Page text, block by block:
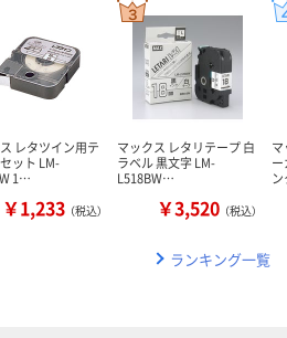
レタツイン用テ
ット LM-
1…
￥1,233 （税込）
マックス レタリテープ 白
ラベル 黒文字 LM-
L518BW…
￥3,520 （税込）
ランキング一覧